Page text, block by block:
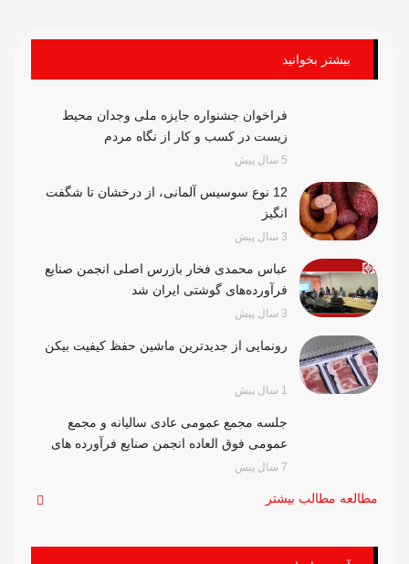
بیشتر بخوانید
فراخوان جشنواره جایزه ملی وجدان محیط
زیست در کسب و کار از نگاه مردم
12 نوع سوسیس آلمانی، از درخشان تا شگفت
انگیز
عباس محمدی فخار بازرس اصلی انجمن صنایع
فرآورده‌های گوشتی ایران شد
رونمایی از جدیدترین ماشین‌ حفظ کیفیت بیکن
جلسه مجمع عمومی عادی سالیانه و مجمع
عمومی فوق العاده انجمن صنایع فرآورده های
گوشتی ایران
مطالعه مطالب بیشتر